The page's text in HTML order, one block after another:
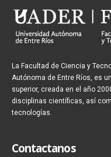
La Facultad de Ciencia y
Autónoma de Entre Ríos, es
superior, creada en el año
disciplinas científicas, así
tecnologías.
Contactanos